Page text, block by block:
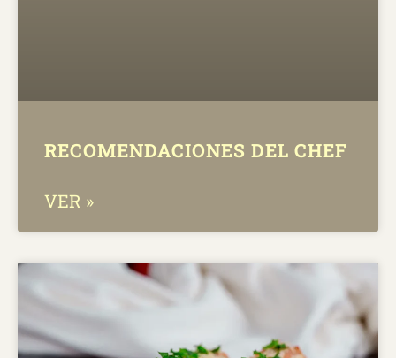
RECOMENDACIONES DEL CHEF
VER »